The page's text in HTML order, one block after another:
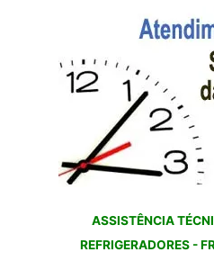
ASSISTÊNCIA
REFRIGERADORES -